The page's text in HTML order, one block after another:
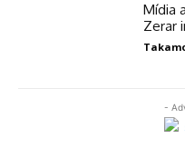
-
Mídia
Zerar